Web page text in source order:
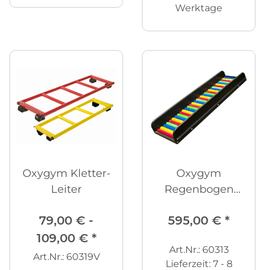
Werktage
Oxygym Kletter-
Leiter
79,00 € -
109,00 € *
Art.Nr.: 60319V
Oxygym
Regenbogen
595,00 € *
Art.Nr.: 60313
Lieferzeit: 7 - 8